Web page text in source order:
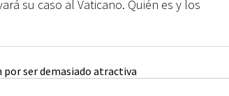
su caso al Vaticano. Quién es y los